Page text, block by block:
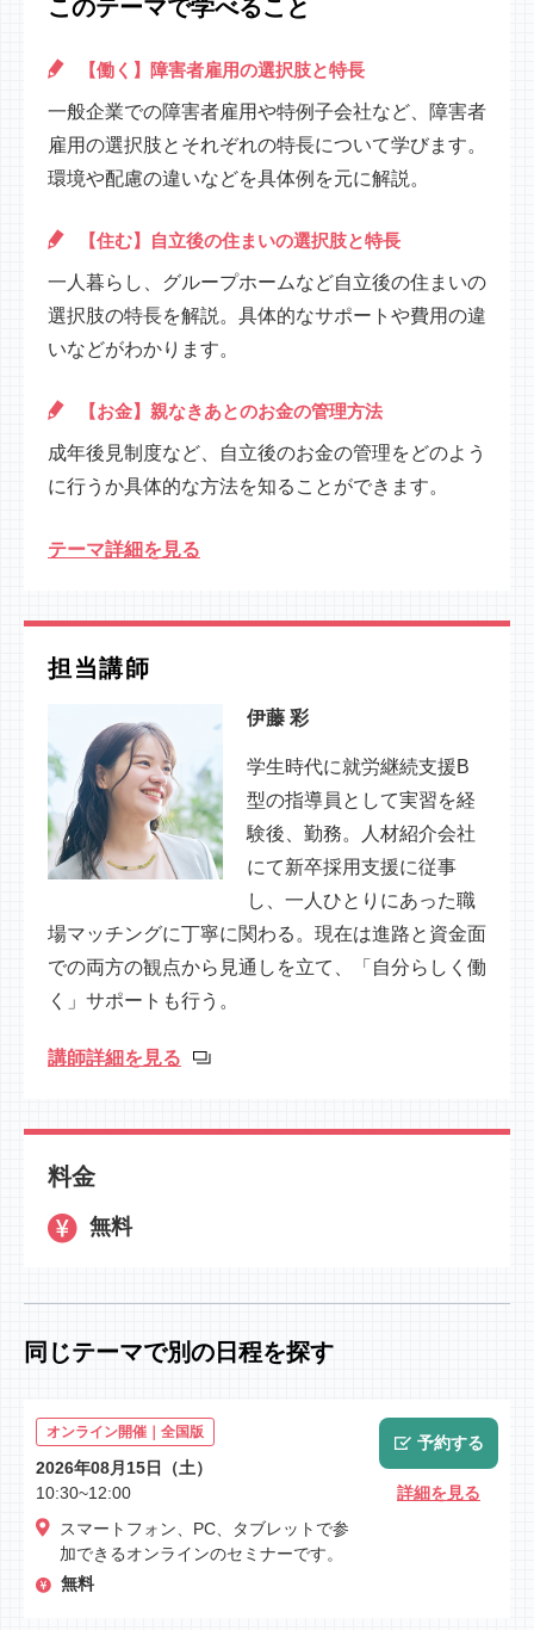
このテーマで学べること
【働く】障害者雇用の選択肢と特長
一般企業での障害者雇用や特例子会社など、障害者
雇用の選択肢とそれぞれの特長について学びます。
環境や配慮の違いなどを具体例を元に解説。
【住む】自立後の住まいの選択肢と特長
一人暮らし、グループホームなど自立後の住まいの
選択肢の特長を解説。具体的なサポートや費用の違
いなどがわかります。
【お金】親なきあとのお金の管理方法
成年後見制度など、自立後のお金の管理をどのよう
に行うか具体的な方法を知ることができます。
テーマ詳細を見る
担当講師
伊藤 彩
学生時代に就労継続支援B
型の指導員として実習を経
験後、勤務。人材紹介会社
にて新卒採用支援に従事
し、一人ひとりにあった職
場マッチングに丁寧に関わる。現在は進路と資金面
での両方の観点から見通しを立て、「自分らしく働
く」サポートも行う。
講師詳細を見る
料金
無料
同じテーマで別の日程を探す
オンライン開催｜全国版
2026年08月15日（土）
10:30~12:00
スマートフォン、PC、タブレットで参
加できるオンラインのセミナーです。
無料
予約する
詳細を見る